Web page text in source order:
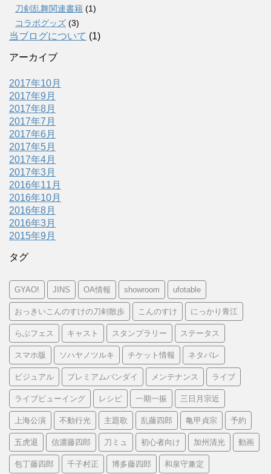
刀剣乱舞関連書籍 (1)
コラボグッズ (3)
当ブログについて (1)
アーカイブ
2017年10月
2017年9月
2017年8月
2017年7月
2017年6月
2017年5月
2017年4月
2017年3月
2016年11月
2016年10月
2016年8月
2016年3月
2015年9月
タグ
GYAO! JINS OA情報 showroom ufotable
おっきいこんのすけの刀剣散歩 こんのすけ にっかり青江
らぶフェス キャスト スタンプラリー ステータス
スマホ版 ソハヤノツルキ チケット情報 ネタバレ
ビジュアル プレミアムバンダイ メンテナンス ライブ
ライブビューイング レシピ 一期一振 三日月宗近
上海公演 不動行光 主題歌 乱藤四郎 亀甲貞宗 予約
五虎退 信濃藤四郎 刀ミュ 初心者向け 加州清光 動画
包丁藤四郎 千子村正 博多藤四郎 和泉守兼定